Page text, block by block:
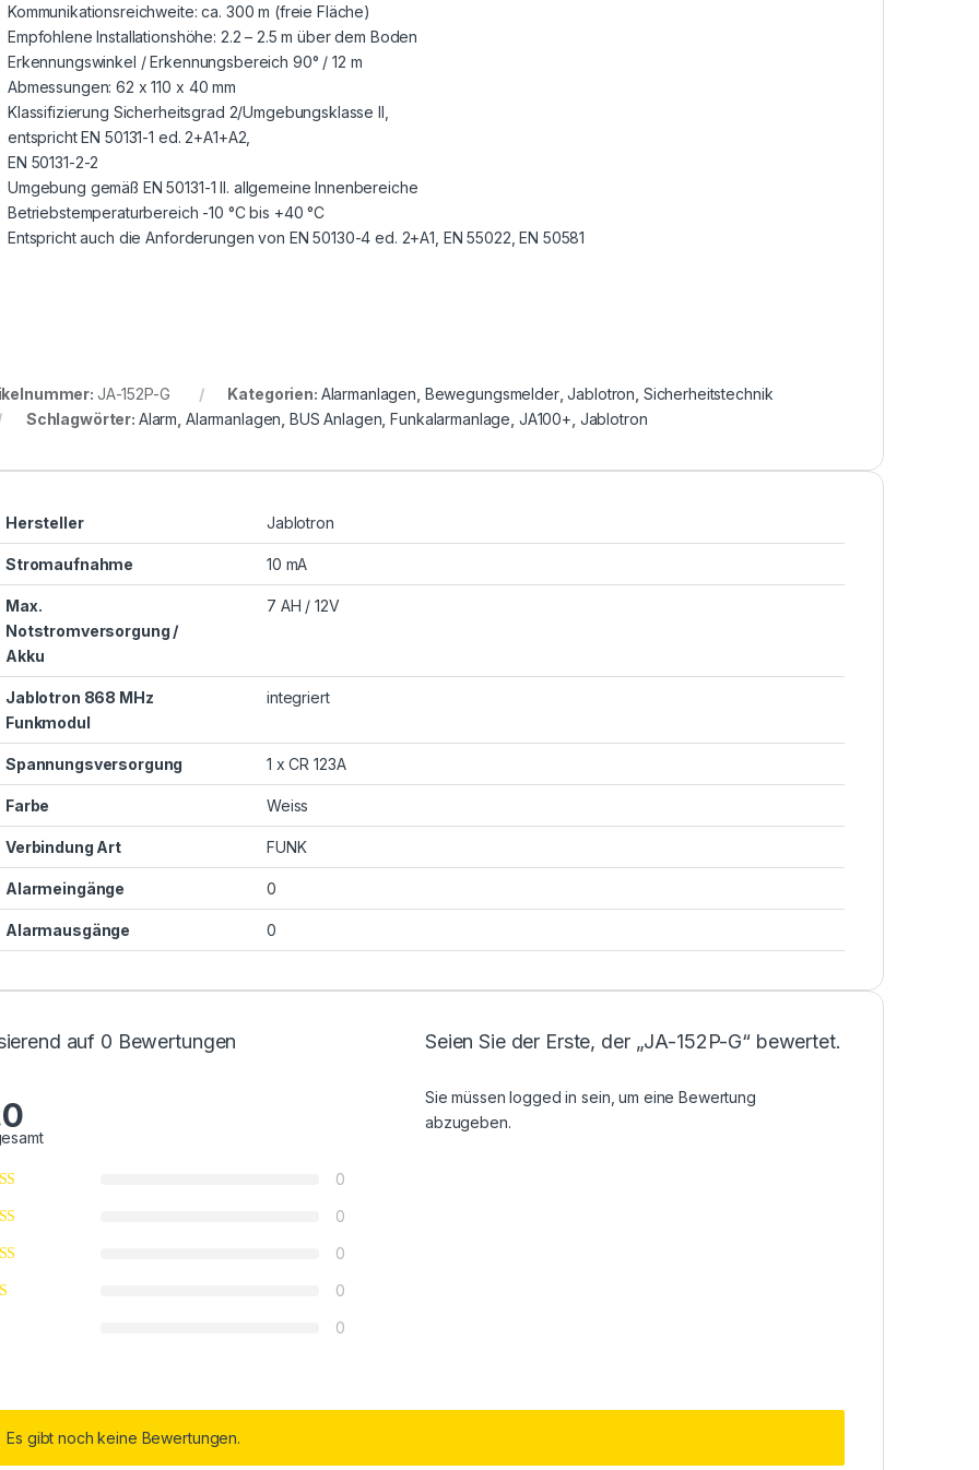
Kommunikationsreichweite: ca. 300 m (freie Fläche)
Empfohlene Installationshöhe: 2.2 – 2.5 m über dem Boden
Erkennungswinkel / Erkennungsbereich 90° / 12 m
Abmessungen: 62 x 110 x 40 mm
Klassifizierung Sicherheitsgrad 2/Umgebungsklasse II,
entspricht EN 50131-1 ed. 2+A1+A2,
EN 50131-2-2
Umgebung gemäß EN 50131-1 II. allgemeine Innenbereiche
Betriebstemperaturbereich -10 °C bis +40 °C
Entspricht auch die Anforderungen von EN 50130-4 ed. 2+A1, EN 55022, EN 50581
JA-152P-G Kategorien: Alarmanlagen Bewegungsmelder,Jablotron Sicherheitstechnik
Schlagwörter: Alarm Alarmanlagen BUS Anlagen ,Funkalarmanlage JA100+ Jablotron
Hersteller Jablotron
Stromaufnahme 10 mA
Max.
Notstromversorgung /
Akku
7 AH / 12V
Jablotron 868 MHz
Funkmodul
integriert
Spannungsversorgung 1 x CR 123A
Farbe Weiss
Verbindung Art FUNK
Alarmeingänge 0
Alarmausgänge 0
auf 0 Bewertungen
0
0
0
0
0
Seien Sie der Erste, der „JA-152P-G“ bewertet.
Sie müssenlogged in sein, um eine Bewertung
abzugeben.
Es gibt noch keine Bewertungen.